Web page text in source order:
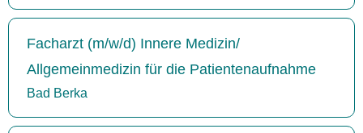
Facharzt (m/w/d) Innere Medizin/
Allgemeinmedizin für die Patientenaufnahme
Bad Berka